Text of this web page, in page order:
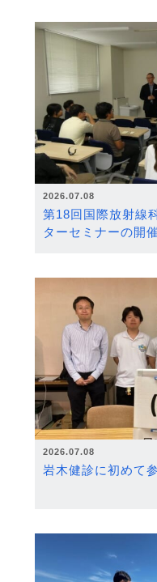
2026.07.08
第18回国際放射線
ターセミナーの開催
2026.07.08
岩木健診に初めて